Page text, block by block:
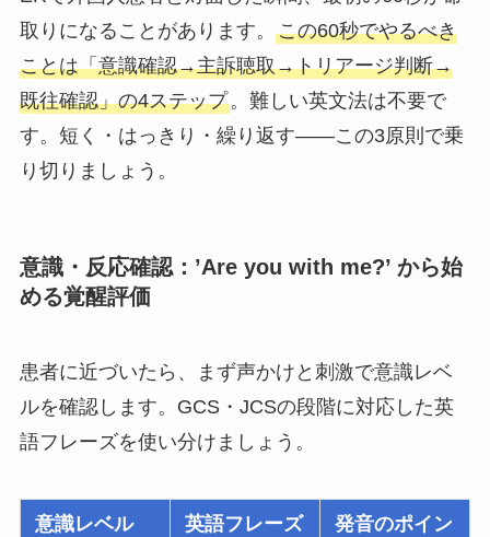
取りになることがあります。 この60秒でやるべき
ことは「意識確認→主訴聴取→トリアージ判断→
既往確認」の4ステップ。難しい英文法は不要で
す。短く・はっきり・繰り返す——この3原則で乗
り切りましょう。
意識・反応確認：’Are you with me?’ から始
める覚醒評価
患者に近づいたら、まず声かけと刺激で意識レベ
ルを確認します。GCS・JCSの段階に対応した英
語フレーズを使い分けましょう。
意識レベル 英語フレーズ
発音のポイン